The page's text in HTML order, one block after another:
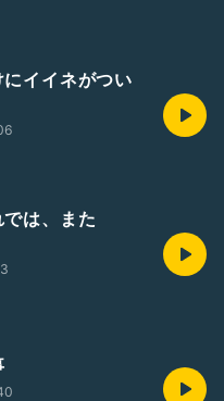
イイネがつい
では、また